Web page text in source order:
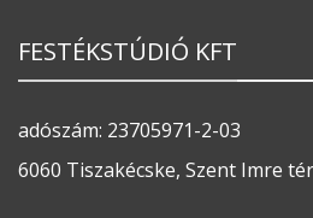
FESTÉKSTÚDIÓ KFT
adószám: 23705971-2-03
6060 Tiszakécske, Szent Imre